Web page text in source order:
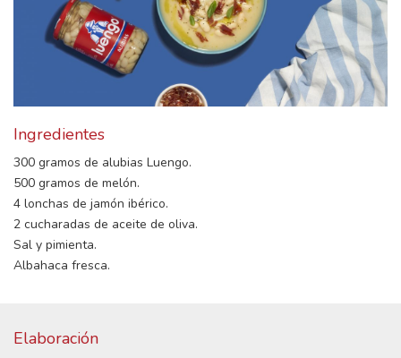
Ingredientes
300 gramos de alubias Luengo.
500 gramos de melón.
4 lonchas de jamón ibérico.
2 cucharadas de aceite de oliva.
Sal y pimienta.
Albahaca fresca.
Elaboración